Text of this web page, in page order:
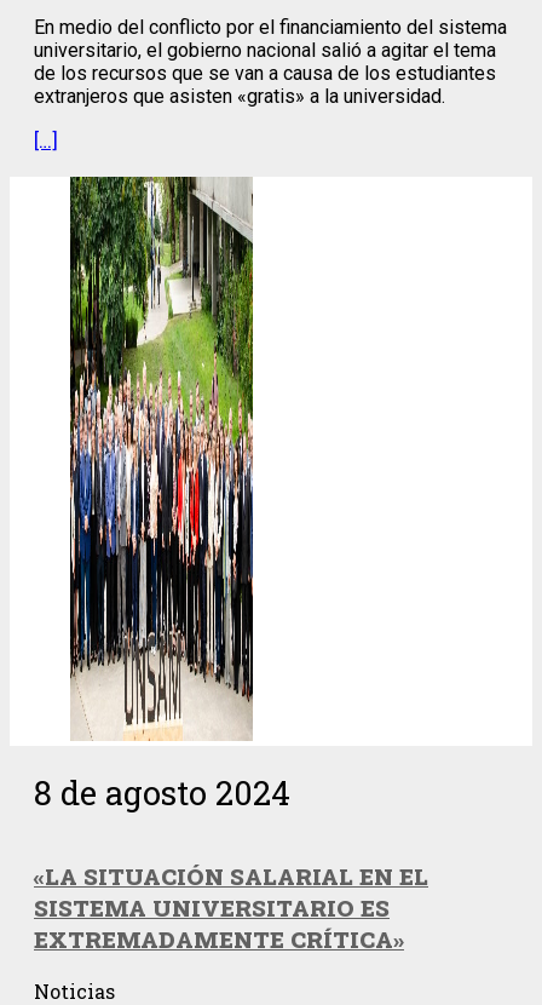
En medio del conflicto por el financiamiento del sistema
universitario, el gobierno nacional salió a agitar el tema
de los recursos que se van a causa de los estudiantes
extranjeros que asisten «gratis» a la universidad.
[…]
8 de agosto 2024
«LA SITUACIÓN SALARIAL EN EL
SISTEMA UNIVERSITARIO ES
EXTREMADAMENTE CRÍTICA»
Noticias